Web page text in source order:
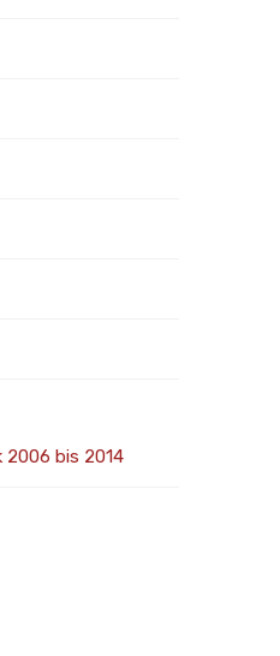
2006 bis 2014